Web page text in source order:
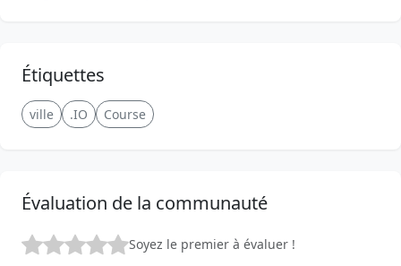
Étiquettes
ville .IO Course
Évaluation de la communauté
Soyez le premier à évaluer !